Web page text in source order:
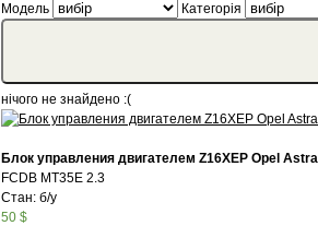
Модель Категорія
нічого не знайдено :(
Блок управления двигателем Z16XEP Opel
FCDB MT35E 2.3
Стан: б/у
50 $